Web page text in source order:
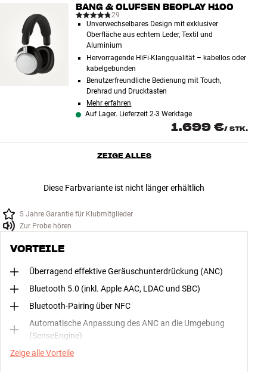
BANG & OLUFSEN BEOPLAY H100
29
Unverwechselbares Design mit exklusiver
Oberfläche aus echtem Leder, Textil und
Aluminium
Hervorragende HiFi-Klangqualität – kabellos oder
kabelgebunden
Benutzerfreundliche Bedienung mit Touch,
Drehrad und Drucktasten
Mehr erfahren
Auf Lager. Lieferzeit 2-3 Werktage
1.699 €/ STK.
ZEIGE ALLES
Diese Farbvariante ist nicht länger erhältlich
5 Jahre Garantie für Klubmitglieder
Zur Probe hören
VORTEILE
Überragend effektive Geräuschunterdrückung (ANC)
Bluetooth 5.0 (inkl. Apple AAC, LDAC und SBC)
Bluetooth-Pairing über NFC
Automatische Anpassung des ANC an die Umgebung
(SenseEngine)
Zeige alle Vorteile